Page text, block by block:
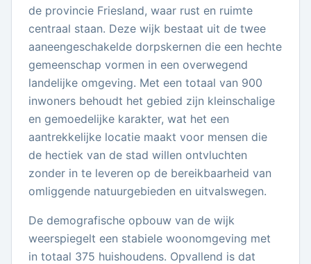
de provincie Friesland, waar rust en ruimte
centraal staan. Deze wijk bestaat uit de twee
aaneengeschakelde dorpskernen die een hechte
gemeenschap vormen in een overwegend
landelijke omgeving. Met een totaal van 900
inwoners behoudt het gebied zijn kleinschalige
en gemoedelijke karakter, wat het een
aantrekkelijke locatie maakt voor mensen die
de hectiek van de stad willen ontvluchten
zonder in te leveren op de bereikbaarheid van
omliggende natuurgebieden en uitvalswegen.
De demografische opbouw van de wijk
weerspiegelt een stabiele woonomgeving met
in totaal 375 huishoudens. Opvallend is dat